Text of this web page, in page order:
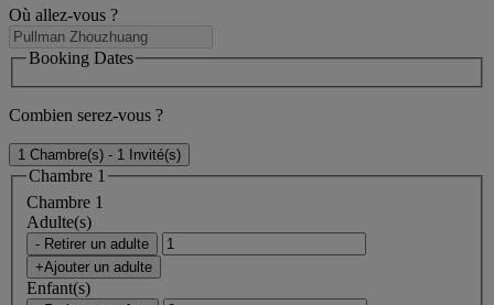
Où allez-vous ?
Booking Dates
Combien serez-vous ?
1 Chambre(s) - 1 Invité(s)
Chambre 1
Chambre 1
Adulte(s)
- Retirer un adulte
+Ajouter un adulte
Enfant(s)